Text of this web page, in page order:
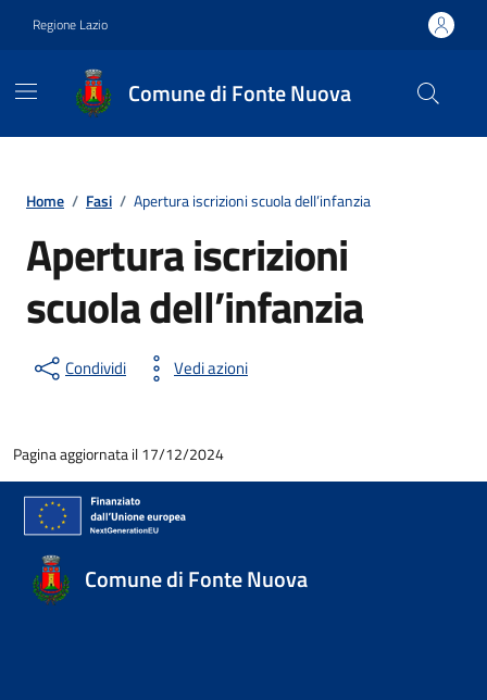
Regione Lazio
Comune di Fonte Nuova
Home / Fasi / Apertura iscrizioni scuola dell’infanzia
Apertura iscrizioni
scuola dell’infanzia
Condividi Vedi azioni
Pagina aggiornata il 17/12/2024
Comune di Fonte Nuova